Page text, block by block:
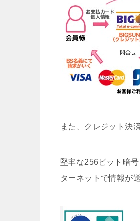
また、クレジット決
堅牢な256ビット暗
ターネットで情報が